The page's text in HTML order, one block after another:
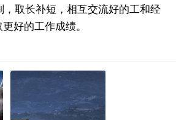
，取长补短，相互交流好的工和经
好的工作成绩。